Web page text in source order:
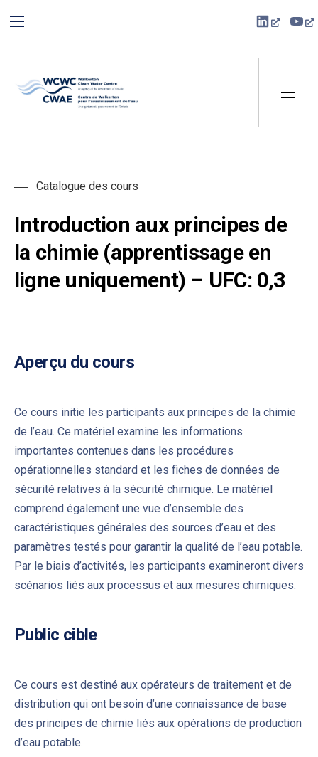
BAR NAVIGATION New
Walkerton Clean Water Centre
Catalogue des cours
Introduction aux principes de
la chimie (apprentissage en
ligne uniquement) – UFC: 0,3
Aperçu du cours
Ce cours initie les participants aux principes de la chimie
de l’eau. Ce matériel examine les informations
importantes contenues dans les procédures
opérationnelles standard et les fiches de données de
sécurité relatives à la sécurité chimique. Le matériel
comprend également une vue d’ensemble des
caractéristiques générales des sources d’eau et des
paramètres testés pour garantir la qualité de l’eau potable.
Par le biais d’activités, les participants examineront divers
scénarios liés aux processus et aux mesures chimiques.
Public cible
Ce cours est destiné aux opérateurs de traitement et de
distribution qui ont besoin d’une connaissance de base
des principes de chimie liés aux opérations de production
d’eau potable.